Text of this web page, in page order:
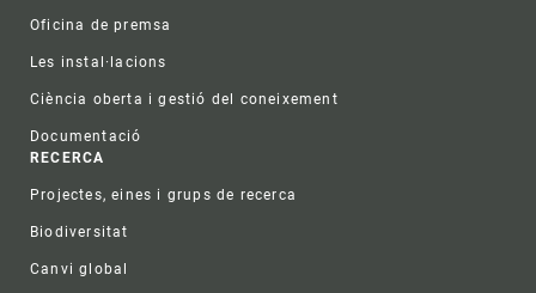
Oficina de premsa
Les instal·lacions
Ciència oberta i gestió del coneixement
Documentació
RECERCA
Projectes, eines i grups de recerca
Biodiversitat
Canvi global